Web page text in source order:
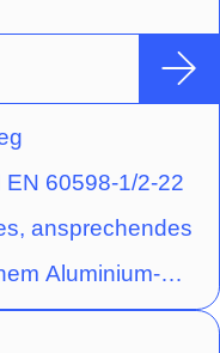
werden (siehe
kann bei der
über ein Click-
werden.
Die Leuchte
60598-1/2-22
ansprechendes
Aluminium-
Polycarbonat-